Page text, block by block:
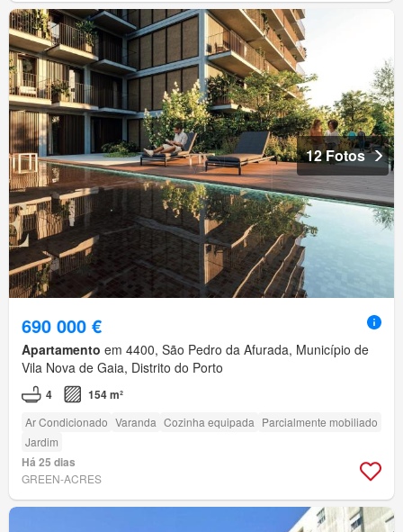
12 Fotos
690 000 €
Apartamento em 4400, São Pedro da Afurada, Município de
Vila Nova de Gaia, Distrito do Porto
4 154 m²
Ar Condicionado Varanda Cozinha equipada Parcialmente mobiliado
Jardim
Há 25 dias
GREEN-ACRES